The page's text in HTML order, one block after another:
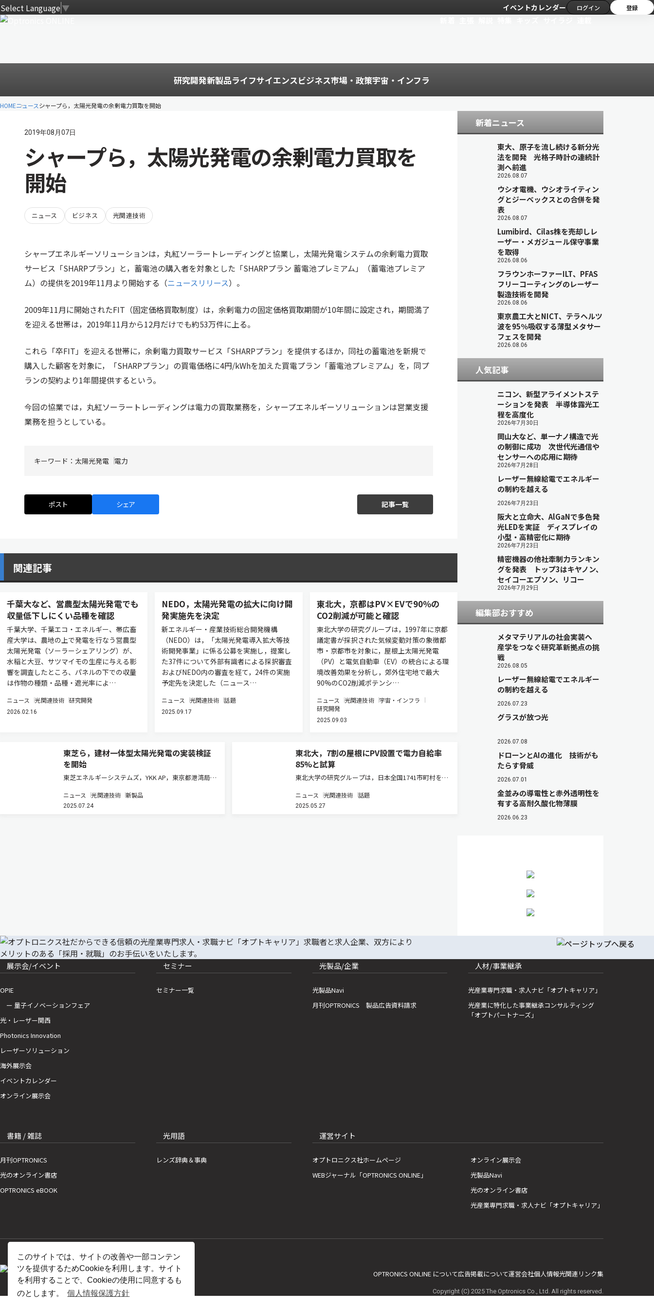
このサイトでは、サイトの改善や一部コンテン
ツを提供するためCookieを利用します。サイト
を利用することで、Cookieの使用に同意するも
のとします。
個人情報保護方針
Select Language▼ イベントカレンダー ログイン 登録
研究開発新製品ライフサイエンスビジネス市場・政策宇宙・インフラ
HOMEニュースシャープら，太陽光発電の余剰電力買取を開始
2019年08月07日
シャープら，太陽光発電の余剰電力買取を
開始
ニュース ビジネス 光関連技術
シャープエネルギーソリューションは，丸紅ソーラートレーディングと協業し，太陽光発電システムの余剰電力買取
サービス「SHARPプラン」と，蓄電池の購入者を対象とした「SHARPプラン 蓄電池プレミアム」（蓄電池プレミア
ム）の提供を2019年11月より開始する（ニュースリリース）。
2009年11月に開始されたFIT（固定価格買取制度）は，余剰電力の固定価格買取期間が10年間に設定され，期間満了
を迎える世帯は，2019年11月から12月だけでも約53万件に上る。
これら「卒FIT」を迎える世帯に，余剰電力買取サービス「SHARPプラン」を提供するほか，同社の蓄電池を新規で
購入した顧客を対象に，「SHARPプラン」の買電価格に4円/kWhを加えた買電プラン「蓄電池プレミアム」を，同プ
ランの契約より1年間提供するという。
今回の協業では，丸紅ソーラートレーディングは電力の買取業務を，シャープエネルギーソリューションは営業支援
業務を担うとしている。
キーワード： 太陽光発電 電力
ポスト シェア 記事一覧
関連記事
千葉大など、営農型太陽光発電でも
収量低下しにくい品種を確認
千葉大学、千葉エコ・エネルギー、帯広畜
産大学は、農地の上で発電を行なう営農型
太陽光発電（ソーラーシェアリング）が、
水稲と大豆、サツマイモの生産に与える影
響を調査したところ、パネルの下での収量
は作物の種類・品種・遮光率によ…
ニュース 光関連技術 研究開発
2026.02.16
NEDO，太陽光発電の拡大に向け開
発実施先を決定
新エネルギー・産業技術総合開発機構
（NEDO）は，「太陽光発電導入拡大等技
術開発事業」に係る公募を実施し，提案し
た37件について外部有識者による採択審査
およびNEDO内の審査を経て，24件の実施
予定先を決定した（ニュース…
ニュース 光関連技術 話題
2025.09.17
東北大，京都はPV×EVで90％の
CO2削減が可能と確認
東北大学の研究グループは，1997年に京都
議定書が採択された気候変動対策の象徴都
市・京都市を対象に，屋根上太陽光発電
（PV）と電気自動車（EV）の統合による環
境改善効果を分析し，郊外住宅地で最大
90%のCO2削減ポテンシ…
ニュース 光関連技術 宇宙・インフラ
研究開発
2025.09.03
東芝ら，建材一体型太陽光発電の実装検証
を開始
東芝エネルギーシステムズ，YKK AP，東京都港湾局，
より，臨海副都心青海地区のテレコムセンタービルに
おいて，次世代型ソーラーセルを活用した建材一体型
ニュース 光関連技術 新製品
2025.07.24
東北大，7割の屋根にPV設置で電力自給率
85%と試算
東北大学の研究グループは，日本全国1741市町村を対
（EV）を組み合わせて家庭の電力をまかなうシミュレ
ーションを行ない，大幅な脱炭素効果を明らかにした
ニュース 光関連技術 話題
2025.05.27
新着ニュース
東大、原子を流し続ける新分光
法を開発 光格子時計の連続計
測へ前進
2026.08.07
ウシオ電機、ウシオライティン
グとジーベックスとの合併を発
表
2026.08.07
Lumibird、Cilas株を売却しレ
ーザー・メガジュール保守事業
を取得
2026.08.06
フラウンホーファーILT、PFAS
フリーコーティングのレーザー
製造技術を開発
2026.08.06
東京農工大とNICT、テラヘルツ
波を95％吸収する薄型メタサー
フェスを開発
2026.08.06
人気記事
ニコン、新型アライメントステ
ーションを発表 半導体露光工
程を高度化
2026年7月30日
岡山大など、単一ナノ構造で光
の制御に成功 次世代光通信や
センサーへの応用に期待
2026年7月28日
レーザー無線給電でエネルギー
の制約を越える
2026年7月23日
阪大と立命大、AlGaNで多色発
光LEDを実証 ディスプレイの
小型・高精密化に期待
2026年7月23日
精密機器の他社牽制力ランキン
グを発表 トップ3はキヤノン、
セイコーエプソン、リコー
2026年7月29日
編集部おすすめ
メタマテリアルの社会実装へ
産学をつなぐ研究革新拠点の挑
戦
2026.08.05
レーザー無線給電でエネルギー
の制約を越える
2026.07.23
グラスが放つ光
2026.07.08
ドローンとAIの進化 技術がも
たらす脅威
2026.07.01
金並みの導電性と赤外透明性を
有する高耐久酸化物薄膜
2026.06.23
展示会/イベント
OPIE
ー 量子イノベーションフェア
光・レーザー関西
Photonics Innovation
レーザーソリューション
海外展示会
イベントカレンダー
オンライン展示会
セミナー
セミナー一覧
光製品/企業
光製品Navi
月刊OPTRONICS 製品広告資料請求
人材/事業継承
光産業専門求職・求人ナビ「オプトキャリア」
光産業に特化した事業継承コンサルティング
「オプトパートナーズ」
書籍 / 雑誌
月刊OPTRONICS
光のオンライン書店
OPTRONICS eBOOK
光用語
レンズ辞典＆事典
運営サイト
オプトロニクス社ホームページ
WEBジャーナル「OPTRONICS ONLINE」
オンライン展示会
光製品Navi
光のオンライン書店
光産業専門求職・求人ナビ「オプトキャリア」
OPTRONICS ONLINE について広告掲載について運営会社個人情報光関連リンク集
Copyright (C) 2025 The Optronics Co., Ltd. All rights reserved.